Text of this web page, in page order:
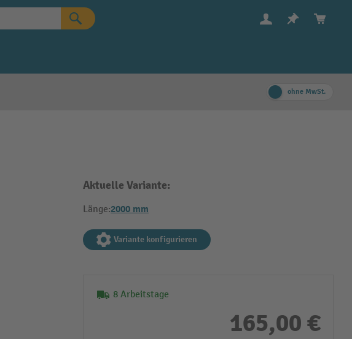
ohne MwSt.
Aktuelle Variante:
Länge:2000 mm
Variante konfigurieren
8 Arbeitstage
165,00 €